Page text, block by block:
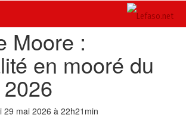
Moore :
en mooré du
29 mai 2026 à 22h21min